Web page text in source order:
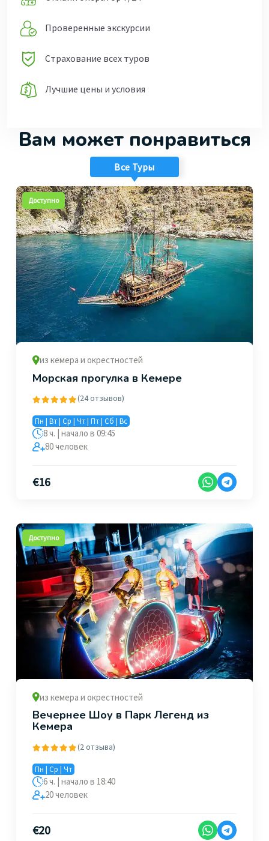
Проверенные экскурсии
Страхование всех туров
Лучшие цены и условия
Вам может понравиться
Все Туры
Доступно
из кемера и окрестностей
Морская прогулка в Кемере
(24 отзывов)
Пн | Вт | Ср | Чт | Пт | Сб | Вс
8 ч. | начало в 09:45
80 человек
€16
Доступно
из кемера и окрестностей
Вечернее Шоу в Парк Легенд из
Кемера
(2 отзыва)
Пн | Ср | Чт
6 ч. | начало в 18:40
20 человек
€20